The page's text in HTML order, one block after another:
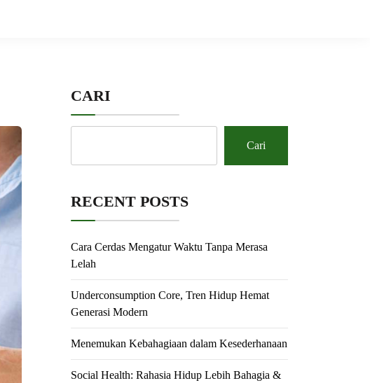
CARI
Cari
RECENT POSTS
Cara Cerdas Mengatur Waktu Tanpa Merasa
Lelah
Underconsumption Core, Tren Hidup Hemat
Generasi Modern
Menemukan Kebahagiaan dalam Kesederhanaan
Social Health: Rahasia Hidup Lebih Bahagia &